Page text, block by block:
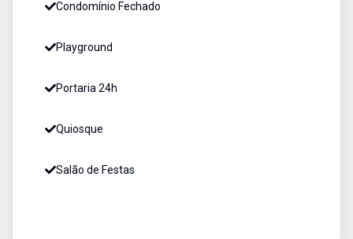
Condomínio Fechado
Playground
Portaria 24h
Quiosque
Salão de Festas